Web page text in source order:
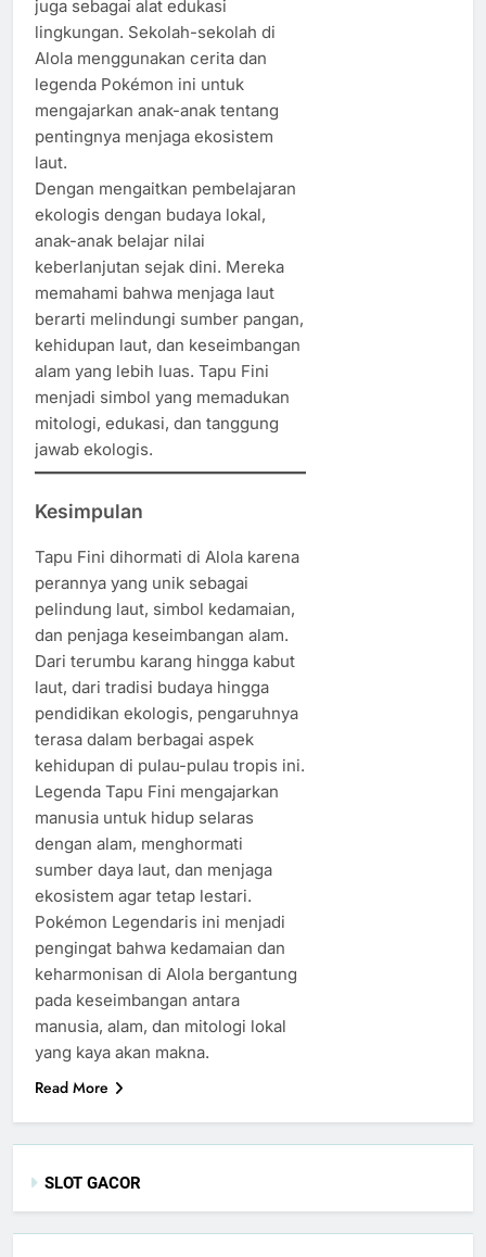
juga sebagai alat edukasi
lingkungan. Sekolah-sekolah di
Alola menggunakan cerita dan
legenda Pokémon ini untuk
mengajarkan anak-anak tentang
pentingnya menjaga ekosistem
laut.
Dengan mengaitkan pembelajaran
ekologis dengan budaya lokal,
anak-anak belajar nilai
keberlanjutan sejak dini. Mereka
memahami bahwa menjaga laut
berarti melindungi sumber pangan,
kehidupan laut, dan keseimbangan
alam yang lebih luas. Tapu Fini
menjadi simbol yang memadukan
mitologi, edukasi, dan tanggung
jawab ekologis.
Kesimpulan
Tapu Fini dihormati di Alola karena
perannya yang unik sebagai
pelindung laut, simbol kedamaian,
dan penjaga keseimbangan alam.
Dari terumbu karang hingga kabut
laut, dari tradisi budaya hingga
pendidikan ekologis, pengaruhnya
terasa dalam berbagai aspek
kehidupan di pulau-pulau tropis ini.
Legenda Tapu Fini mengajarkan
manusia untuk hidup selaras
dengan alam, menghormati
sumber daya laut, dan menjaga
ekosistem agar tetap lestari.
Pokémon Legendaris ini menjadi
pengingat bahwa kedamaian dan
keharmonisan di Alola bergantung
pada keseimbangan antara
manusia, alam, dan mitologi lokal
yang kaya akan makna.
Read More
SLOT GACOR